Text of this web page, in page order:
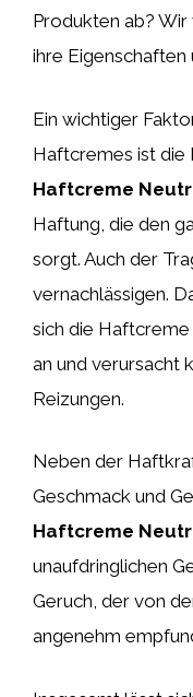
Produkten ab?
ihre Eigenschaften
Ein wichtiger
Haftcremes ist die
Haftcreme
Haftung, die den
sorgt. Auch der
vernachlässigen.
sich die
an und verursacht
Reizungen.
Neben der
Geschmack und
Haftcreme
unaufdringlichen
Geruch, der von
angenehm